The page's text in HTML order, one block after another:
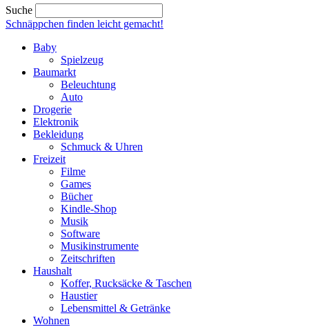
Suche
Schnäppchen finden leicht gemacht!
Baby
Spielzeug
Baumarkt
Beleuchtung
Auto
Drogerie
Elektronik
Bekleidung
Schmuck & Uhren
Freizeit
Filme
Games
Bücher
Kindle-Shop
Musik
Software
Musikinstrumente
Zeitschriften
Haushalt
Koffer, Rucksäcke & Taschen
Haustier
Lebensmittel & Getränke
Wohnen